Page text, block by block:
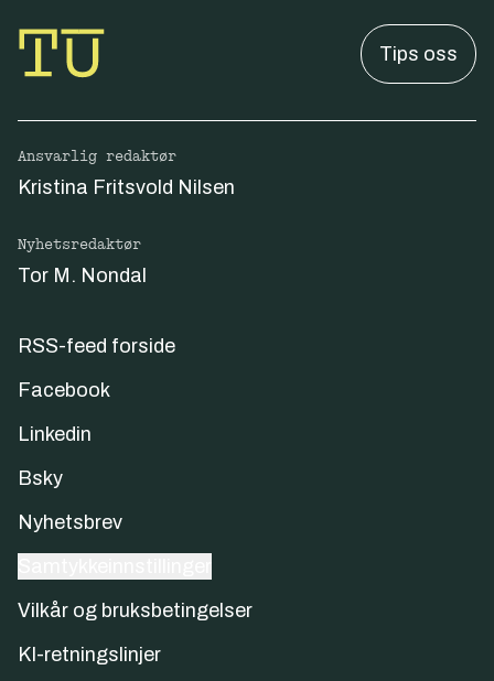
Tips oss
Ansvarlig redaktør
Kristina Fritsvold Nilsen
Nyhetsredaktør
Tor M. Nondal
RSS-feed forside
Facebook
Linkedin
Bsky
Nyhetsbrev
Vilkår og bruksbetingelser
KI-retningslinjer